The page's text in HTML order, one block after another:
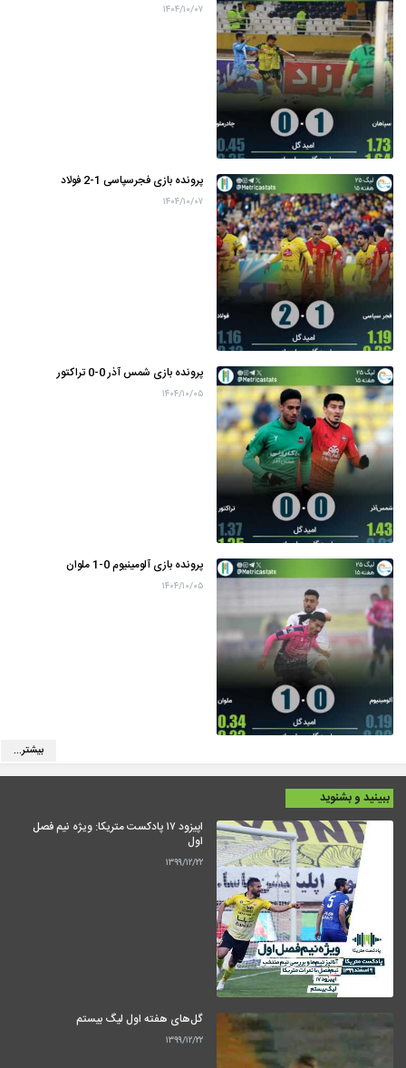
۱۴۰۴/۱۰/۰۷
پرونده بازی فجرسپاسی 1-2 فولاد
۱۴۰۴/۱۰/۰۷
پرونده بازی شمس آذر 0-0 تراکتور
۱۴۰۴/۱۰/۰۵
پرونده بازی آلومینیوم 0-1 ملوان
۱۴۰۴/۱۰/۰۵
بیشتر...
ببینید و بشنوید
اپیزود ۱۷ پادکست متریکا: ویژه نیم فصل
اول
۱۳۹۹/۱۲/۲۲
گل‌های هفته اول لیگ بیستم
۱۳۹۹/۱۲/۲۲